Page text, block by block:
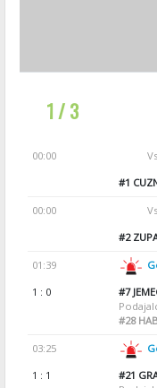
1 / 3
00:00
#1
00:00
#2
01:39
1 : 0
#7
#28
03:25
1 : 1
#21